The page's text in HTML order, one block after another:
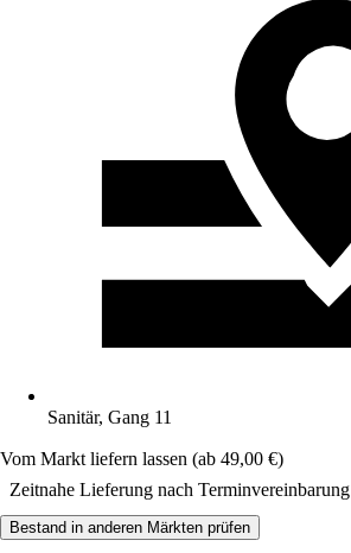
Sanitär, Gang 11
Vom Markt liefern lassen (ab 49,00 €)
Zeitnahe Lieferung nach Terminvereinbarung
Bestand in anderen Märkten prüfen